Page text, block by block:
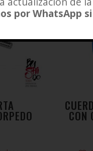
CON
por WhatsApp